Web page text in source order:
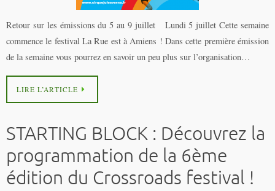
Retour sur les émissions du 5 au 9 juillet Lundi 5 juillet Cette semaine
commence le festival La Rue est à Amiens ! Dans cette première émission
de la semaine vous pourrez en savoir un peu plus sur l’organisation…
LIRE L’ARTICLE
STARTING BLOCK : Découvrez la
programmation de la 6ème
édition du Crossroads festival !